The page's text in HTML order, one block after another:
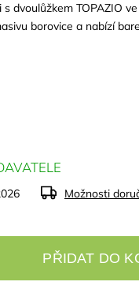
dvoulůžkem TOPAZIO
borovice a nabízí
Možnosti
PŘIDAT DO